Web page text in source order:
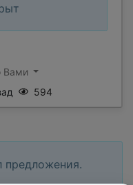
Вами
594
предложения.